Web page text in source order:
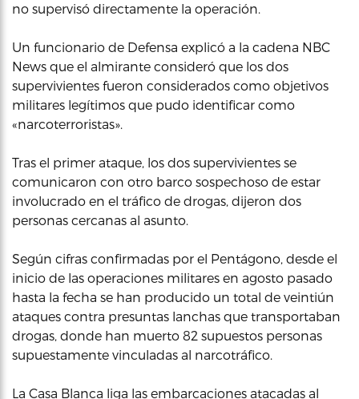
no supervisó directamente la operación.
Un funcionario de Defensa explicó a la cadena NBC
News que el almirante consideró que los dos
supervivientes fueron considerados como objetivos
militares legítimos que pudo identificar como
«narcoterroristas».
Tras el primer ataque, los dos supervivientes se
comunicaron con otro barco sospechoso de estar
involucrado en el tráfico de drogas, dijeron dos
personas cercanas al asunto.
Según cifras confirmadas por el Pentágono, desde el
inicio de las operaciones militares en agosto pasado
hasta la fecha se han producido un total de veintiún
ataques contra presuntas lanchas que transportaban
drogas, donde han muerto 82 supuestos personas
supuestamente vinculadas al narcotráfico.
La Casa Blanca liga las embarcaciones atacadas al